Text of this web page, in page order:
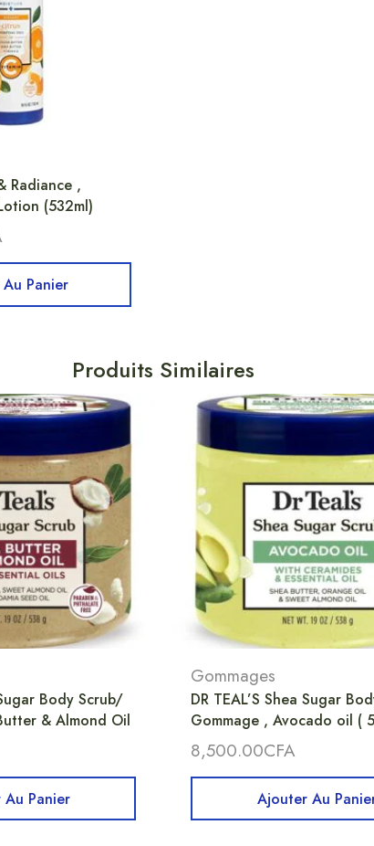
Radiance ,
(532ml)
Panier
Produits Similaires
Body Scrub/
& Almond Oil
Panier
Gommages
DR TEAL’S Shea Sugar
Gommage , Avocado oil (
8,500.00CFA
Ajouter Au